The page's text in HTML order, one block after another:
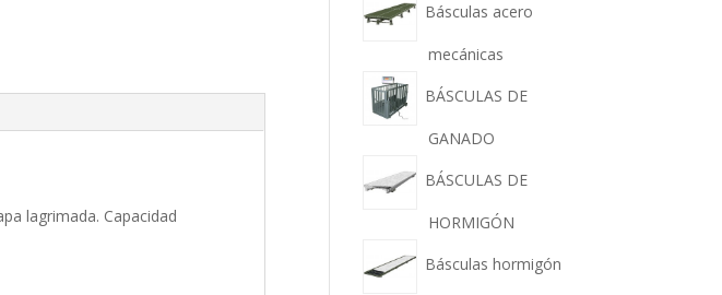
lagrimada. Capacidad
Básculas acero
mecánicas
BÁSCULAS DE
GANADO
BÁSCULAS DE
HORMIGÓN
Básculas hormigón